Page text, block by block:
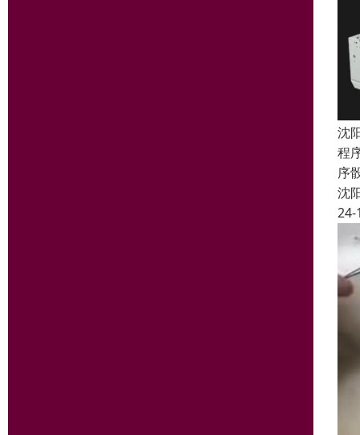
沈
程
序
沈
24-